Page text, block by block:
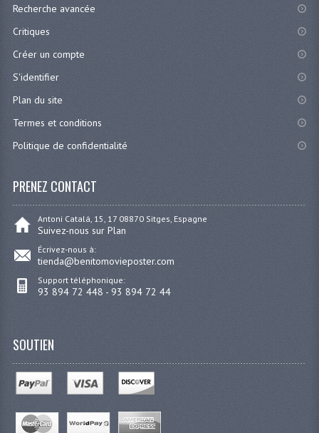
Recherche avancée
Critiques
Créer un compte
S'identifier
Plan du site
Termes et conditions
Politique de confidentialité
PRENEZ CONTACT
Antoni Catalá, 15, 17 08870 Sitges, Espagne
Suivez-nous sur Plan
Écrivez-nous à:
tienda@benitomovieposter.com
Support téléphonique:
93 894 72 448 - 93 894 72 44
SOUTIEN